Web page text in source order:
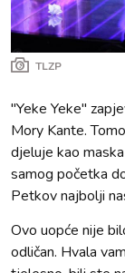
TLZP
''Yeke Yeke''
Mory Kante.
djeluje kao
samog početka
Petkov najbolji
Ovo uopće nije
odličan. Hvala